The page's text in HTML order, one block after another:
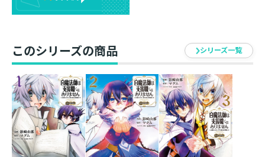
このシリーズの商品 シリーズ一覧